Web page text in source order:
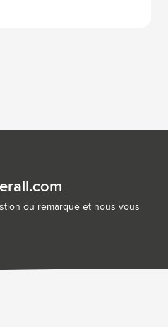
ou remarque et nous vous